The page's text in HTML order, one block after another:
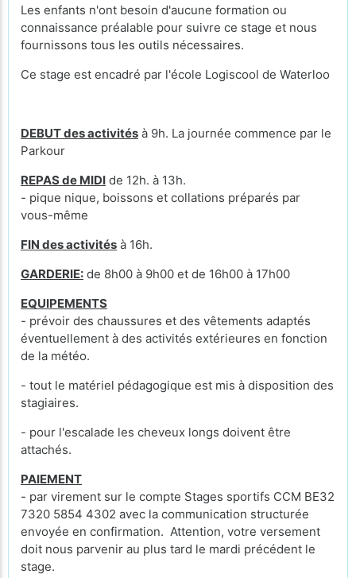
Les enfants n'ont besoin d'aucune formation ou
connaissance préalable pour suivre ce stage et nous
fournissons tous les outils nécessaires.
Ce stage est encadré par l'école Logiscool de Waterloo
DEBUT des activités à 9h. La journée commence par le
Parkour
REPAS de MIDI de 12h. à 13h.
- pique nique, boissons et collations préparés par
vous-même
FIN des activités à 16h.
GARDERIE: de 8h00 à 9h00 et de 16h00 à 17h00
EQUIPEMENTS
- prévoir des chaussures et des vêtements adaptés
éventuellement à des activités extérieures en fonction
de la météo.
- tout le matériel pédagogique est mis à disposition des
stagiaires.
- pour l'escalade les cheveux longs doivent être
attachés.
PAIEMENT
- par virement sur le compte Stages sportifs CCM BE32
7320 5854 4302 avec la communication structurée
envoyée en confirmation. Attention, votre versement
doit nous parvenir au plus tard le mardi précédent le
stage.